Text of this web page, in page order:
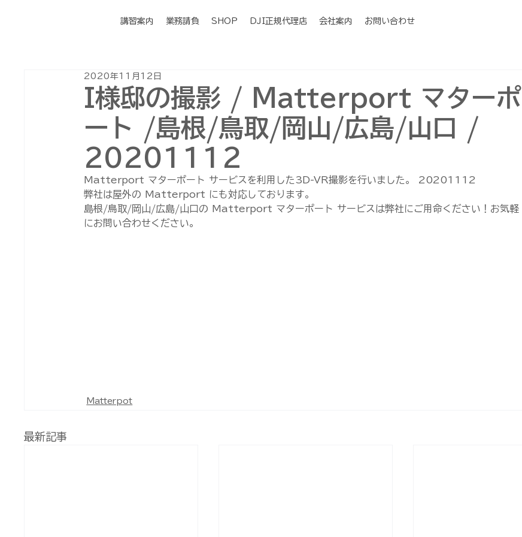
講習案内 業務請負 SHOP DJI正規代理店 会社案内 お問い合わせ
I様邸の撮影 / Matterport マターポ
ート /島根/鳥取/岡山/広島/山口 /
20201112
2020年11月12日
Matterport マターポート サービスを利用した3D-VR撮影を行いました。 20201112
弊社は屋外の Matterport にも対応しております。
島根/鳥取/岡山/広島/山口の Matterport マターポート サービスは弊社にご用命ください！お気軽
にお問い合わせください。
Matterpot
最新記事